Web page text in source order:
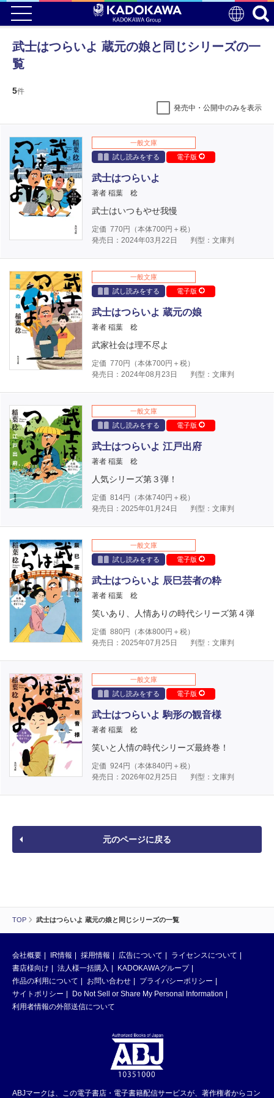
TOP 武士はつらいよ 蔵元の娘と同じシリーズの一覧
武士はつらいよ 蔵元の娘と同じシリーズの一
覧
5件
発売中・公開中のみを表示
一般文庫
試し読みをする
電子版
武士はつらいよ
著者 稲葉 稔
武士はいつもやせ我慢
定価 770円（本体700円＋税）
発売日：2024年03月22日
判型：文庫判
一般文庫
試し読みをする
電子版
武士はつらいよ 蔵元の娘
著者 稲葉 稔
武家社会は理不尽よ
定価 770円（本体700円＋税）
発売日：2024年08月23日
判型：文庫判
一般文庫
試し読みをする
電子版
武士はつらいよ 江戸出府
著者 稲葉 稔
人気シリーズ第３弾！
定価 814円（本体740円＋税）
発売日：2025年01月24日
判型：文庫判
一般文庫
試し読みをする
電子版
武士はつらいよ 辰巳芸者の粋
著者 稲葉 稔
笑いあり、人情ありの時代シリーズ第４弾
定価 880円（本体800円＋税）
発売日：2025年07月25日
判型：文庫判
一般文庫
試し読みをする
電子版
武士はつらいよ 駒形の観音様
著者 稲葉 稔
笑いと人情の時代シリーズ最終巻！
定価 924円（本体840円＋税）
発売日：2026年02月25日
判型：文庫判
元のページに戻る
会社概要 IR情報 採用情報 広告について
ライセンスについて
書店様向け
法人様一括購入
KADOKAWAグループ
作品の利用について
お問い合わせ
プライバシーポリシー
サイトポリシー
Do Not Sell or Share My Personal Information
利用者情報の外部送信について
ABJマークは、この電子書店・電子書籍配信サービスが、著作権者からコン